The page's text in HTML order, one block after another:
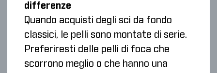
differenze
Quando acquisti degli sci da fondo
classici, le pelli sono montate di serie.
Preferiresti delle pelli di foca che
scorrono meglio o che hanno una